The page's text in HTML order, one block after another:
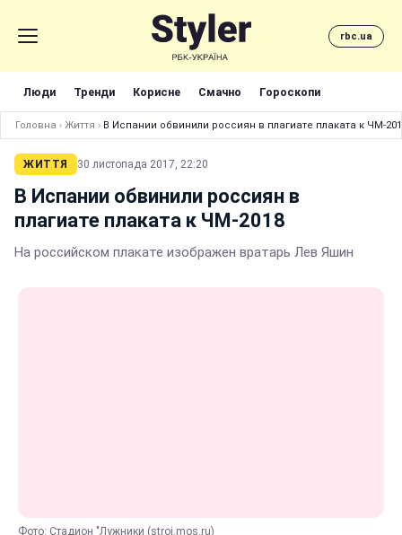
rbc.ua
Люди Тренди Корисне Смачно Гороскопи
Головна › Життя › В Испании обвинили россиян в плагиате плаката к ЧМ-
ЖИТТЯ 30 листопада 2017, 22:20
В Испании обвинили россиян в
плагиате плаката к ЧМ-2018
На российском плакате изображен вратарь Лев Яшин
Фото: Стадион "Лужники (stroi.mos.ru)